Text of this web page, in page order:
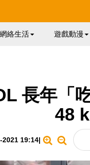
網絡生活 遊戲動漫
長年「
48
2021 19:14|